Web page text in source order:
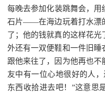
每晚去参加化装跳舞会，
石片——在海边玩着打水漂
了；他的钱就真的这样花
外还有一双便鞋和一件旧睡
跟他来往了，因为他再也不
友中有一位心地很好的人
东西收拾进去吧！”这意思